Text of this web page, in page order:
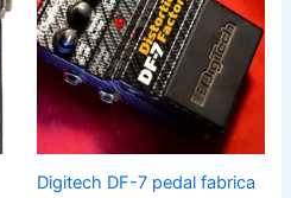
Digitech DF-7 pedal fabrica